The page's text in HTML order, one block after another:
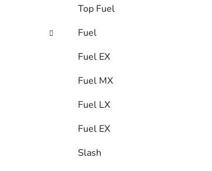
Top Fuel
Fuel
Fuel EX
Fuel MX
Fuel LX
Fuel EX
Slash